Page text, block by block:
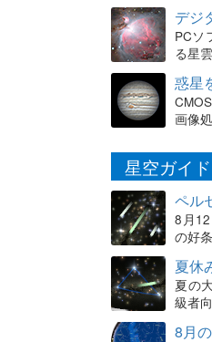
デジ
PCソ
る星
惑星
画像
星空ガイド
ペル
8月
の好
夏休
夏の
級者
8月